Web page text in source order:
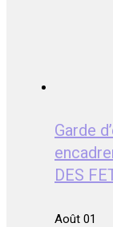
Garde
DES
Août 01